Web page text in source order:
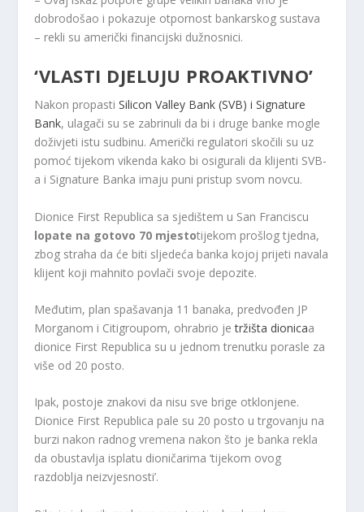
dobrodošao i pokazuje otpornost bankarskog sustava
– rekli su američki financijski dužnosnici.
‘VLASTI DJELUJU PROAKTIVNO’
Nakon propastiSilicon Valley Bank (SVB) i Signature
Bank, ulagači su se zabrinuli da bi i druge banke mogle
doživjeti istu sudbinu. Američki regulatori skočili su uz
pomoć tijekom vikenda kako bi osigurali da klijenti SVB-
a i Signature Banka imaju puni pristup svom novcu.
Dionice First Republica sa sjedištem u San Franciscu
lopate na gotovo 70 mjestotijekom prošlog tjedna,
zbog straha da će biti sljedeća banka kojoj prijeti navala
klijent koji mahnito povlači svoje depozite.
Međutim, plan spašavanja 11 banaka, predvođen JP
Morganom i Citigroupom, ohrabrio jetržišta dionicaa
dionice First Republica su u jednom trenutku porasle za
više od 20 posto.
Ipak, postoje znakovi da nisu sve brige otklonjene.
Dionice First Republica pale su 20 posto u trgovanju na
burzi nakon radnog vremena nakon što je banka rekla
da obustavlja isplatu dioničarima ‘tijekom ovog
razdoblja neizvjesnosti’.